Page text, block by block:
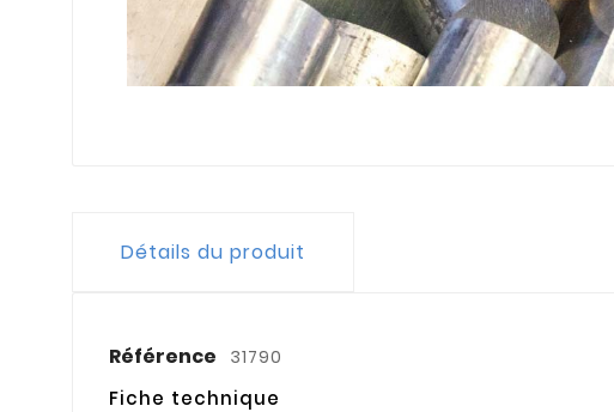
Détails du produit
Référence 31790
Fiche technique